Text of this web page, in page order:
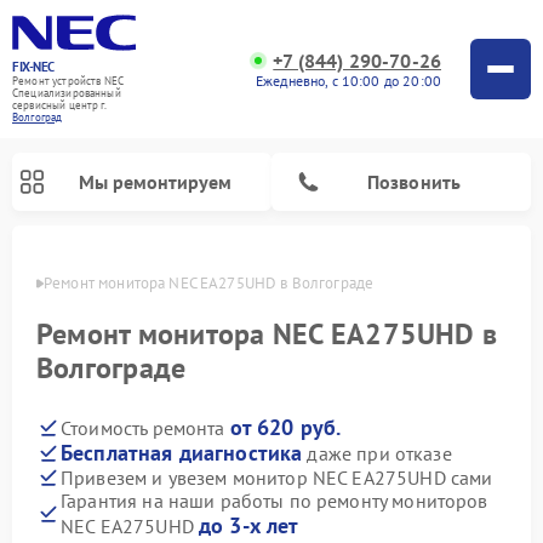
FIX-NEC
Ремонт устройств NEC
Специализированный
cервисный центр г.
Волгоград
+7 (844) 290-70-26
Ежедневно, с 10:00 до 20:00
Мы ремонтируем Позвонить
Ремонт монитора NEC EA275UHD в Волгограде
Ремонт монитора NEC EA275UHD в
Волгограде
Стоимость ремонта от 620 руб.
Бесплатная диагностика даже при отказе
Привезем и увезем монитор NEC EA275UHD сами
Гарантия на наши работы по ремонту мониторов
NEC EA275UHD до 3-х лет